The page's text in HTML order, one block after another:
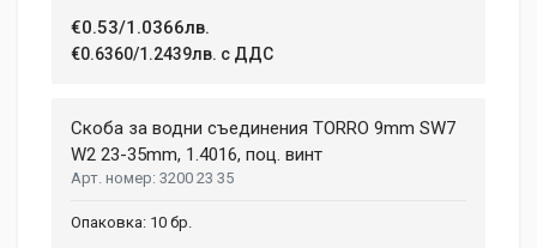
€0.53/1.0366лв.
€0.6360/1.2439лв. с ДДС
Скоба за водни съединения TORRО 9mm SW7
W2 23-35mm, 1.4016, поц. винт
3200 23 35
10 бр.